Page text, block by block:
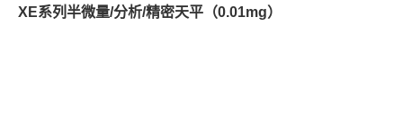
XE系列半微量/分析/精密天平（0.01mg）